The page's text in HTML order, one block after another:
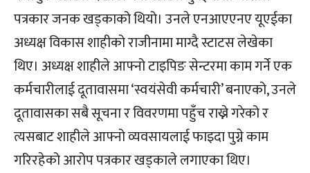
पत्रकार जनक खड्काको थियो। उनले एनआएएनए यूएईका
अध्यक्ष विकास शाहीको राजीनामा माग्दै स्टाटस लेखेका
थिए। अध्यक्ष शाहीले आफ्नो टाइपिङ सेन्टरमा काम गर्ने एक
कर्मचारीलाई दूतावासमा ‘स्वयंसेवी कर्मचारी’ बनाएको, उनले
दूतावासका सबै सूचना र विवरणमा पहुँच राख्ने गरेको र
त्यसबाट शाहीले आफ्नो व्यवसायलाई फाइदा पुग्ने काम
गरिरहेको आरोप पत्रकार खड्काले लगाएका थिए।